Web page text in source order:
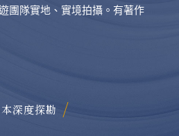
團隊實地、實境拍攝。有著作
深度探勘